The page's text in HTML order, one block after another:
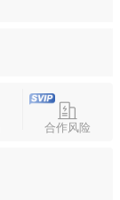
合作风险